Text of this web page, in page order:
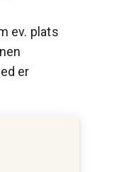
ev. plats
er